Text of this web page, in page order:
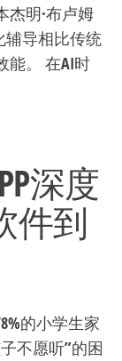
杰明·布卢姆
辅导相比传统
能。 在AI时
深度
件到
的小学生家
不愿听”的困